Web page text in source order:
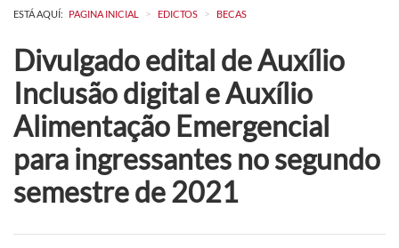
ESTÁ AQUÍ: PAGINA INICIAL > EDICTOS > BECAS
Divulgado edital de Auxílio
Inclusão digital e Auxílio
Alimentação Emergencial
para ingressantes no segundo
semestre de 2021